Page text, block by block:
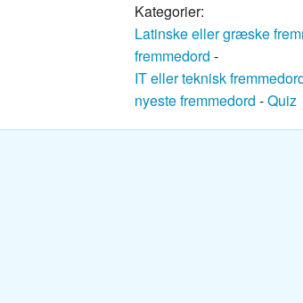
Kategorier:
Latinske eller græske
fremmedord -
IT eller teknisk
nyeste fremmedord -Quiz